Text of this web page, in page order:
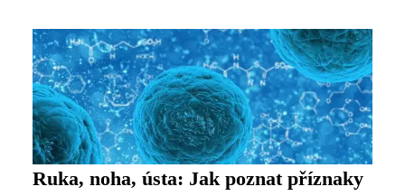
Ruka, noha, ústa: Jak poznat příznaky